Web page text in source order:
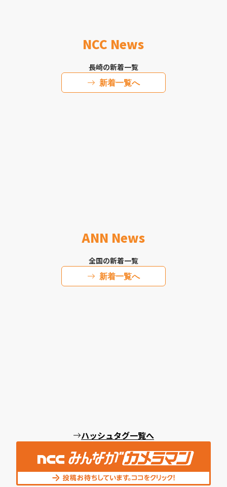
NCC News
長崎の新着一覧
新着一覧へ
ANN News
全国の新着一覧
新着一覧へ
ハッシュタグ一覧へ